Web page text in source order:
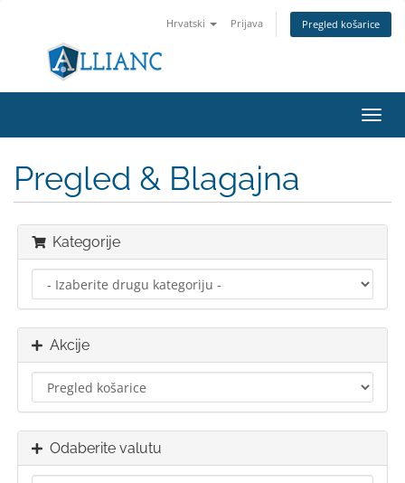
Hrvatski Prijava Pregled košarice
Pregled & Blagajna
Kategorije
Akcije
Odaberite valutu